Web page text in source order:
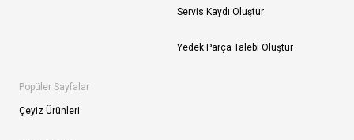
Servis Kaydı Oluştur
Yedek Parça Talebi Oluştur
Popüler Sayfalar
Çeyiz Ürünleri